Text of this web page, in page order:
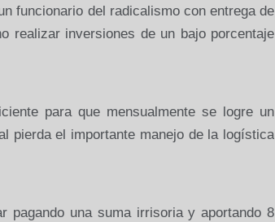
funcionario del radicalismo con entrega de
realizar inversiones de un bajo porcentaje
para que mensualmente se logre un
pierda el importante manejo de la logística
pagando una suma irrisoria y aportando 8